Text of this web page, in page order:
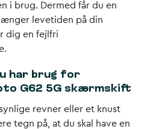
i brug. Dermed får du en
levetiden på din
dig en fejlfri
har brug for
G62 5G skærmskift
revner eller et knust
tegn på, at du skal have en